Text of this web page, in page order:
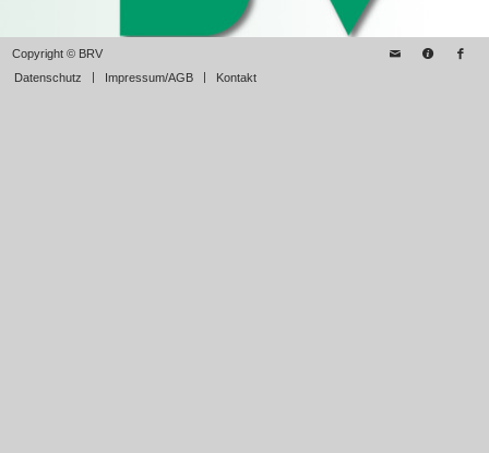
Copyright © BRV
Datenschutz
Impressum/AGB Kontakt